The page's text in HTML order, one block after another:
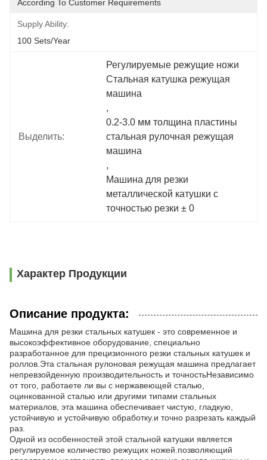
According To Customer Requirements
Supply Ability:
100 Sets/year
Выделить:
Регулируемые режущие ножи
Стальная катушка режущая
машина
,
0.2-3.0 мм толщина пластины
стальная рулочная режущая
машина
,
Машина для резки
металлической катушки с
точностью резки ± 0
Характер Продукции
Описание продукта:
Машина для резки стальных катушек - это современное и
высокоэффективное оборудование, специально
разработанное для прецизионного резки стальных катушек и
роллов.Эта стальная рулоновая режущая машина предлагает
непревзойденную производительность и точностьНезависимо
от того, работаете ли вы с нержавеющей сталью,
оцинкованной сталью или другими типами стальных
материалов, эта машина обеспечивает чистую, гладкую,
устойчивую и устойчивую обработку.и точно разрезать каждый
раз.
Одной из особенностей этой стальной катушки является
регулируемое количество режущих ножей.позволяющий